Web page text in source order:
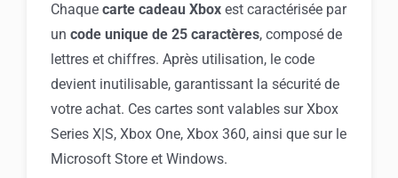
Chaquecarte cadeau Xbox est caractérisée par
uncode unique de 25 caractères, composé de
lettres et chiffres. Après utilisation, le code
devient inutilisable, garantissant la sécurité de
votre achat. Ces cartes sont valables sur Xbox
Series X|S, Xbox One, Xbox 360, ainsi que sur le
Microsoft Store et Windows.